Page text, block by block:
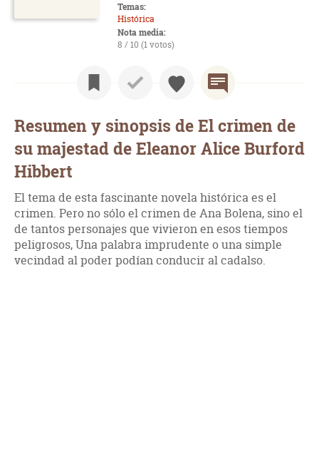
Temas:
Histórica
Nota media:
8 / 10 (1 votos)
Resumen y sinopsis de El crimen de
su majestad de Eleanor Alice Burford
Hibbert
El tema de esta fascinante novela histórica es el
crimen. Pero no sólo el crimen de Ana Bolena, sino el
de tantos personajes que vivieron en esos tiempos
peligrosos, Una palabra imprudente o una simple
vecindad al poder podían conducir al cadalso.